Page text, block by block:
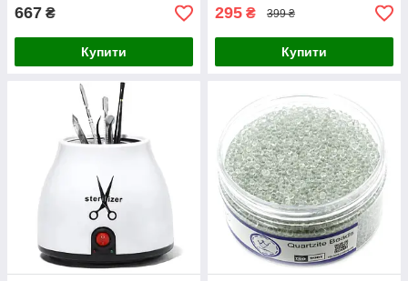
667 ₴
Купити
295 ₴ 399 ₴
Купити